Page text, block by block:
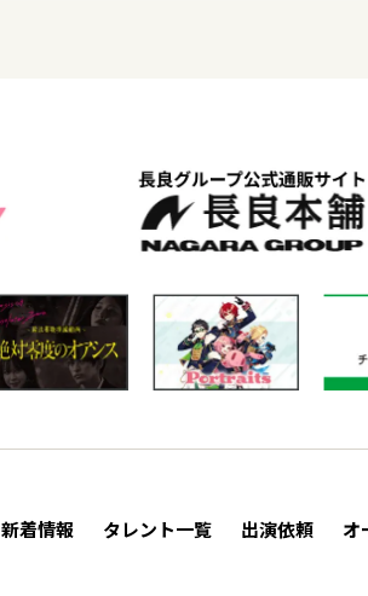
新着情報 タレント一覧 出演依頼 オ